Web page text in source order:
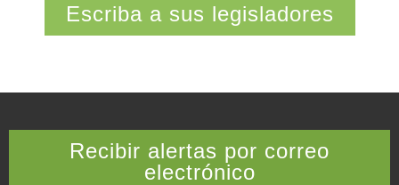
Escriba a sus legisladores
Recibir alertas por correo
electrónico